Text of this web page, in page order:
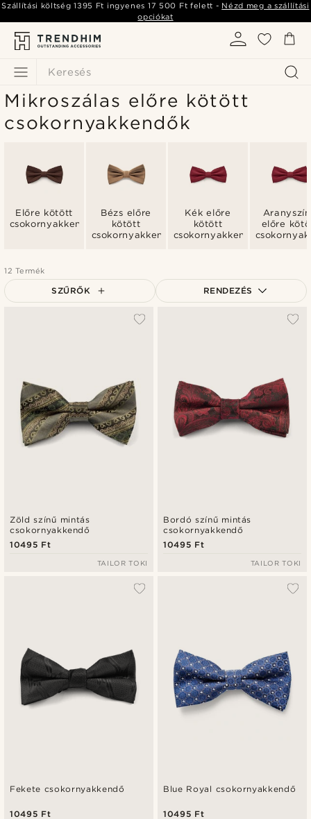
Keresés
Szállítási költség1395 Ft ingyenes 17 500 Ft felett - Nézd meg a szállítási
opciókat
Mikroszálas előre kötött
csokornyakkendők
Előre kötött
csokornyakkendők
Bézs előre
kötött
csokornyakkendők
Kék előre
kötött
csokornyakkendők
előre
12 Termék
SZŰRŐK RENDEZÉS
Zöld színű mintás
csokornyakkendő
10495 Ft
TAILOR TOKI
Bordó színű mintás
csokornyakkendő
10495 Ft
TAILOR TOKI
Fekete csokornyakkendő
10495 Ft
Blue Royal csokornyakkendő
10495 Ft